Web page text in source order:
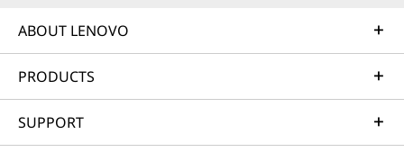
สินค้าแต่ละรายการ หรือเลือก "เรียนรู้เพิ่มเติม" ลิงก์เพื่อดู
ข้อมูลเชิงลึกเพิ่มเติมเกี่ยวกับรุ่นและโปรเซสเซอร์ที่คุณสนใจ
ทําไมต้องซื้อแล็ปท็อปหรือเดสก์ท็อป Intel
Core i5
ABOUT LENOVO
PRODUCTS
SUPPORT